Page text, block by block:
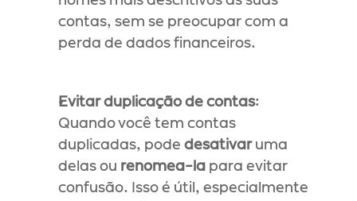
contas, sem se preocupar com a
perda de dados financeiros.
Evitar duplicação de contas:
Quando você tem contas
duplicadas, pode desativar uma
delas ou renomea-la para evitar
confusão. Isso é útil, especialmente